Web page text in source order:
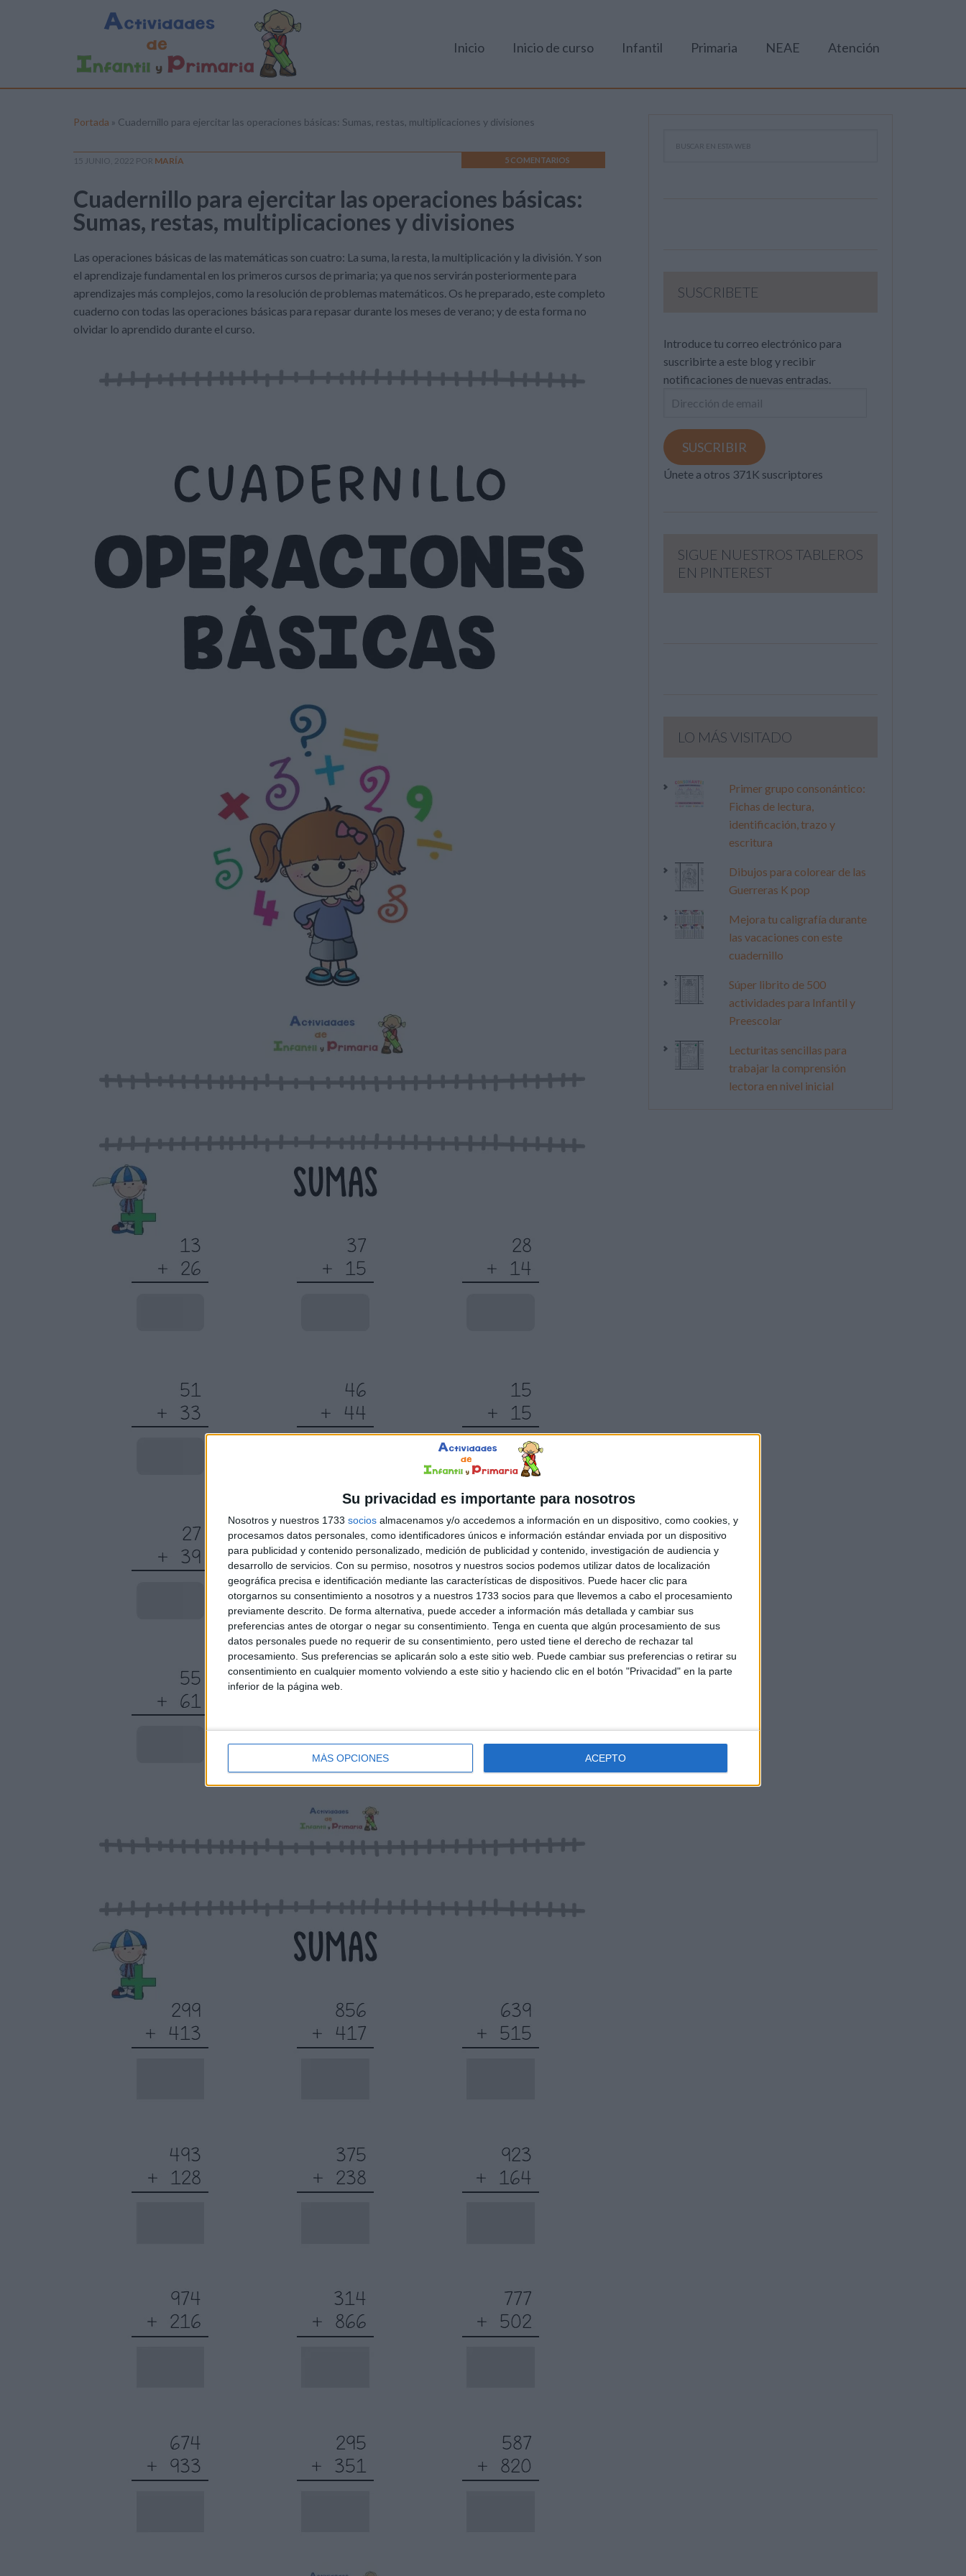
Su privacidad es importante para nosotros
Nosotros y nuestros 1733 socios almacenamos y/o accedemos a información en un dispositivo, como cookies, y
procesamos datos personales, como identificadores únicos e información estándar enviada por un dispositivo
para publicidad y contenido personalizado, medición de publicidad y contenido, investigación de audiencia y
desarrollo de servicios. Con su permiso, nosotros y nuestros socios podemos utilizar datos de localización
geográfica precisa e identificación mediante las características de dispositivos. Puede hacer clic para
otorgarnos su consentimiento a nosotros y a nuestros 1733 socios para que llevemos a cabo el procesamiento
previamente descrito. De forma alternativa, puede acceder a información más detallada y cambiar sus
preferencias antes de otorgar o negar su consentimiento. Tenga en cuenta que algún procesamiento de sus
datos personales puede no requerir de su consentimiento, pero usted tiene el derecho de rechazar tal
procesamiento. Sus preferencias se aplicarán solo a este sitio web. Puede cambiar sus preferencias o retirar su
consentimiento en cualquier momento volviendo a este sitio y haciendo clic en el botón "Privacidad" en la parte
inferior de la página web.
MÁS OPCIONES ACEPTO
Inicio Inicio de curso Infantil Primaria NEAE Atención
Portada » Cuadernillo para ejercitar las operaciones básicas: Sumas, restas, multiplicaciones y divisiones
15 JUNIO, 2022 POR MARÍA 5 COMENTARIOS
Cuadernillo para ejercitar las operaciones básicas:
Sumas, restas, multiplicaciones y divisiones
Las operaciones básicas de las matemáticas son cuatro: La suma, la resta, la multiplicación y la división. Y son
el aprendizaje fundamental en los primeros cursos de primaria; ya que nos servirán posteriormente para
aprendizajes más complejos, como la resolución de problemas matemáticos. Os he preparado, este completo
cuaderno con todas las operaciones básicas para repasar durante los meses de verano; y de esta forma no
olvidar lo aprendido durante el curso.
SUSCRIBETE
Introduce tu correo electrónico para
suscribirte a este blog y recibir
notificaciones de nuevas entradas.
Dirección
email
SUSCRIBIR
Únete a otros 371K suscriptores
SIGUE NUESTROS TABLEROS
EN PINTEREST
LO MÁS VISITADO
Primer grupo consonántico:
Fichas de lectura,
identificación, trazo y
escritura
Dibujos para colorear de las
Guerreras K pop
Mejora tu caligrafía durante
las vacaciones con este
cuadernillo
Súper librito de 500
actividades para Infantil y
Preescolar
Lecturitas sencillas para
trabajar la comprensión
lectora en nivel inicial